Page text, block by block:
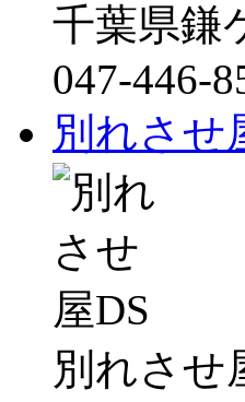
千葉県鎌
047-446-
別れさせ
別れさせ